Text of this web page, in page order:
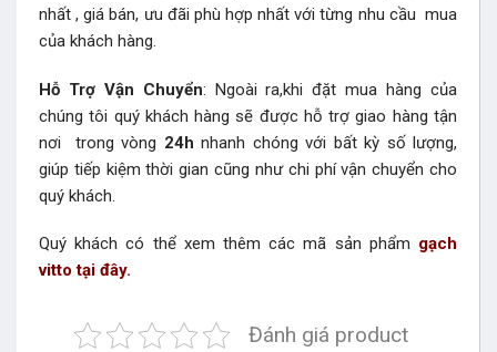
nhất , giá bán, ưu đãi phù hợp nhất với từng nhu cầu mua
của khách hàng.
Hỗ Trợ Vận Chuyển: Ngoài ra,khi đặt mua hàng của
chúng tôi quý khách hàng sẽ được hỗ trợ giao hàng tận
nơi trong vòng 24h nhanh chóng với bất kỳ số lượng,
giúp tiếp kiệm thời gian cũng như chi phí vận chuyển cho
quý khách.
Quý khách có thể xem thêm các mã sản phẩm gạch
vitto tại đây.
Đánh giá product